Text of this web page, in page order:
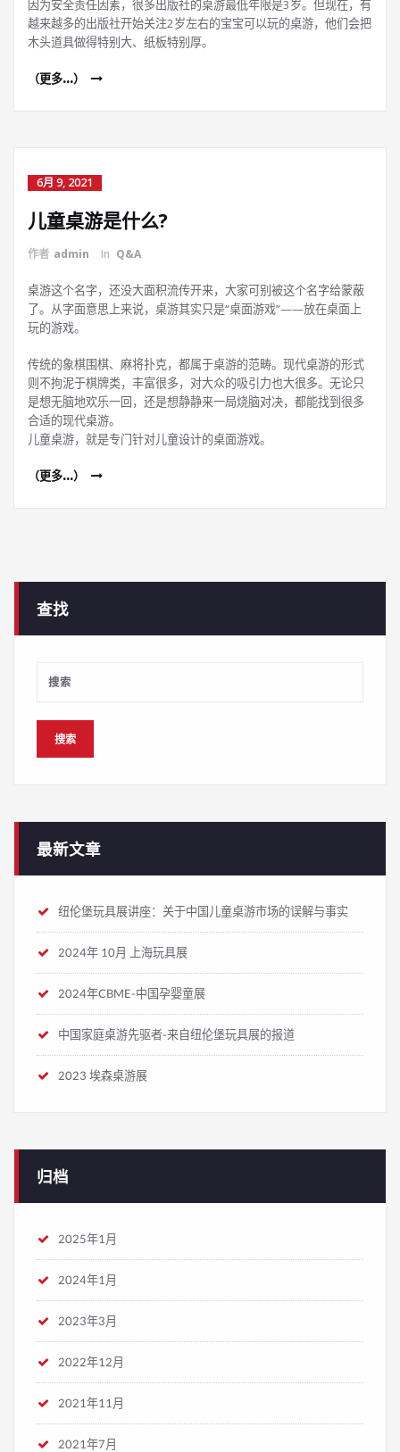
因为安全责任因素，很多出版社的桌游最低年限是3岁。但现在，有
越来越多的出版社开始关注2岁左右的宝宝可以玩的桌游，他们会把
木头道具做得特别大、纸板特别厚。
（更多…）
6月 9, 2021
儿童桌游是什么?
作者 admin In Q&A
桌游这个名字，还没大面积流传开来，大家可别被这个名字给蒙蔽
了。从字面意思上来说，桌游其实只是“桌面游戏”——放在桌面上
玩的游戏。
传统的象棋围棋、麻将扑克，都属于桌游的范畴。现代桌游的形式
则不拘泥于棋牌类，丰富很多，对大众的吸引力也大很多。无论只
是想无脑地欢乐一回，还是想静静来一局烧脑对决，都能找到很多
合适的现代桌游。
儿童桌游，就是专门针对儿童设计的桌面游戏。
（更多…）
查找
最新文章
纽伦堡玩具展讲座：关于中国儿童桌游市场的误解与事实
2024年 10月 上海玩具展
2024年CBME-中国孕婴童展
中国家庭桌游先驱者-来自纽伦堡玩具展的报道
2023 埃森桌游展
归档
2025年1月
2024年1月
2023年3月
2022年12月
2021年11月
2021年7月